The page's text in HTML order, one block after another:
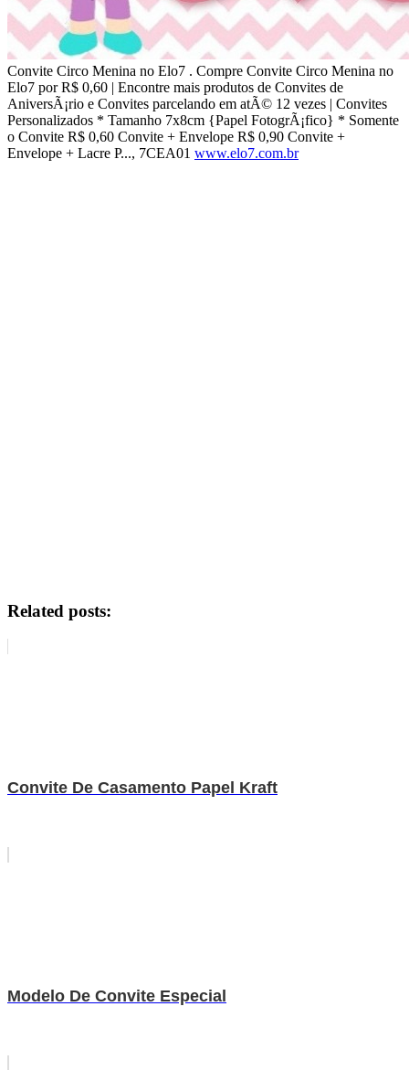
Convite Circo Menina no Elo7 . Compre Convite Circo Menina no
Elo7 por R$ 0,60 | Encontre mais produtos de Convites de
AniversÃ¡rio e Convites parcelando em atÃ© 12 vezes | Convites
Personalizados * Tamanho 7x8cm {Papel FotogrÃ¡fico} * Somente
o Convite R$ 0,60 Convite + Envelope R$ 0,90 Convite +
Envelope + Lacre P..., 7CEA01 www.elo7.com.br
Related posts:
Convite De Casamento Papel Kraft
Modelo De Convite Especial